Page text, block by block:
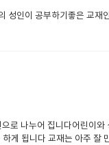
는스피킹 공부만 해봤자
려고 노력하고 개선하다
다 스피킹을 잘할려면
고싶은 말도 많은겁니다.
일반영어가 가장중요하다
성인이 공부하기좋은 교
로 나누어 집니다어린이
하게 됩니다 교재는 아주